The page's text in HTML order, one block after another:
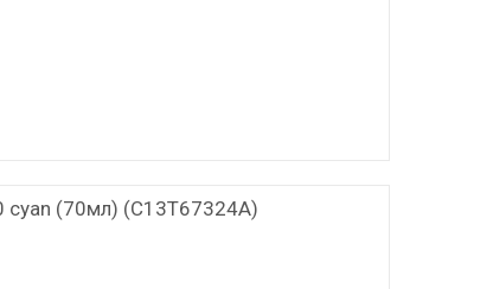
cyan (70мл) (C13T67324A)